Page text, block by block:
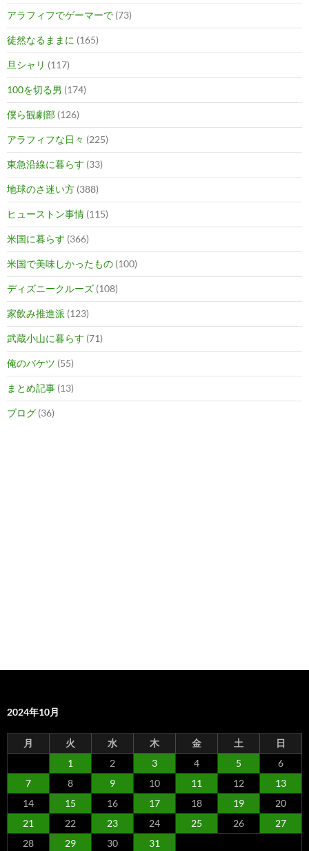
アラフィフでゲーマーで (73)
徒然なるままに (165)
旦シャリ (117)
100を切る男 (174)
僕ら観劇部 (126)
アラフィフな日々 (225)
東急沿線に暮らす (33)
地球のさ迷い方 (388)
ヒューストン事情 (115)
米国に暮らす (366)
米国で美味しかったもの (100)
ディズニークルーズ (108)
家飲み推進派 (123)
武蔵小山に暮らす (71)
俺のバケツ (55)
まとめ記事 (13)
ブログ (36)
2024年10月
月 火 水 木 金 土
日
1
2 3 4 5
6
7
8 9 10 11 12
13
14
15 16 17 18 19
20
21
22 23 24 25 26
27
28
29 30
31